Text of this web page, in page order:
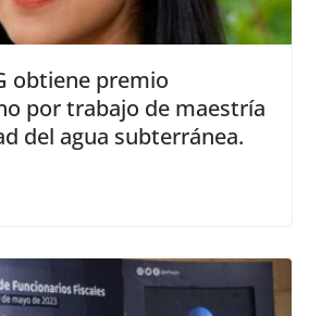
obtiene premio
por trabajo de maestría
del agua subterránea.